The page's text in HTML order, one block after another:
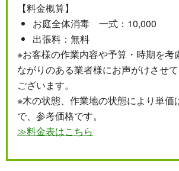
【料金概算】
お庭全体消毒 一式：10,000
出張料：無料
※お客様の作業内容や予算・時期を考
ながりのある業者様にお声がけさせ
ございます。
※木の状態、作業地の状態により単価
で、参考価格です。
≫料金表はこちら